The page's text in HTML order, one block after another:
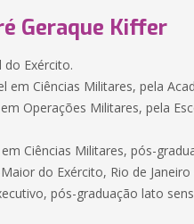
Geraque Kiffer
do Exército.
em Ciências Militares, pela
Operações Militares, pela
Ciências Militares, pós-
do Exército, Rio de Janeiro
pós-graduação lato